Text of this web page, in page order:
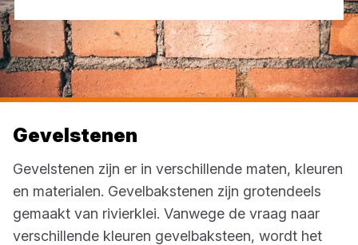
Gevelstenen
Gevelstenen zijn er in verschillende maten, kleuren
en materialen. Gevelbakstenen zijn grotendeels
gemaakt van rivierklei. Vanwege de vraag naar
verschillende kleuren gevelbaksteen, wordt het